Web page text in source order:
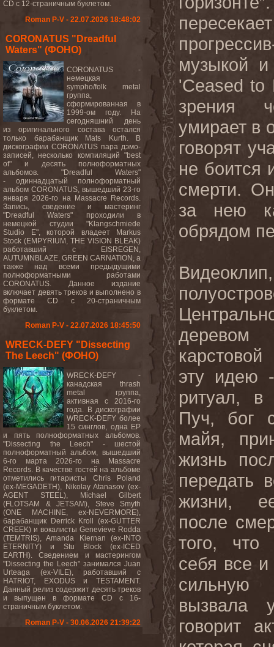
CD с 12-страничным буклетом.
Roman P-V - 22.07.2026 18:48:02
CORONATUS "Dreadful
Waters" (ФОНО)
CORONATUS -
немецкая
sympho/folk metal
группа,
сформированная в
1999-ом году. На
сегодняшний день
из оригинального состава остался
только барабанщик Mats Kurth. В
дискографии CORONATUS пара дэмо-
записей, несколько компиляций "best
of" и десять полноформатных
альбомов. "Dreadful Waters"
- одиннадцатый полноформатный
альбом CORONATUS, вышедший 23-го
января 2026-го на Massacre Records.
Запись, сведение и мастеринг
"Dreadful Waters" проходили в
немецкой студии "Klangschmiede
Studio E", которой владеет Markus
Stock (EMPYRIUM, THE VISION BLEAK)
работавший с EISREGEN,
AUTUMNBLAZE, GREEN CARNATION, а
также над всеми предыдущими
полноформатными работами
CORONATUS. Данное издание
включает девять треков и выполнено в
формате CD с 20-страничным
буклетом.
Roman P-V - 22.07.2026 18:45:50
WRECK-DEFY "Dissecting
The Leech" (ФОНО)
WRECK-DEFY -
канадская thrash
metal группа,
активная с 2016-го
года. В дискографии
WRECK-DEFY более
15 синглов, одна EP
и пять полноформатных альбомов.
"Dissecting the Leech" - шестой
полноформатный альбом, вышедший
6-го марта 2026-го на Massacre
Records. В качестве гостей на альбоме
отметились гитаристы Chris Poland
(ex-MEGADETH), Nikolay Atanasov (ex-
AGENT STEEL), Michael Gilbert
(FLOTSAM & JETSAM), Steve Smyth
(ONE MACHINE, ex-NEVERMORE),
барабанщик Derrick Kroll (ex-GUTTER
CREEK) и вокалисты Genevieve Rodda
(TEMTRIS), Amanda Kiernan (ex-INTO
ETERNITY) и Stu Block (ex-ICED
EARTH). Сведением и мастерингом
"Dissecting the Leech" занимался Juan
Urteaga (ex-VILE), работавший с
HATRIOT, EXODUS и TESTAMENT.
Данный релиз содержит десять треков
и выпущен в формате CD с 16-
страничным буклетом.
Roman P-V - 30.06.2026 21:39:22
музыкой и
'Ceased to
зрения
умирает в
говорят
не боится
смерти.
за нею
обрядом
деревом
карстовой
эту идею
ритуал, в
Пуч, бог
майя,
жизнь
передать
жизни,
после
того, что
себя все
вызвала
говорит